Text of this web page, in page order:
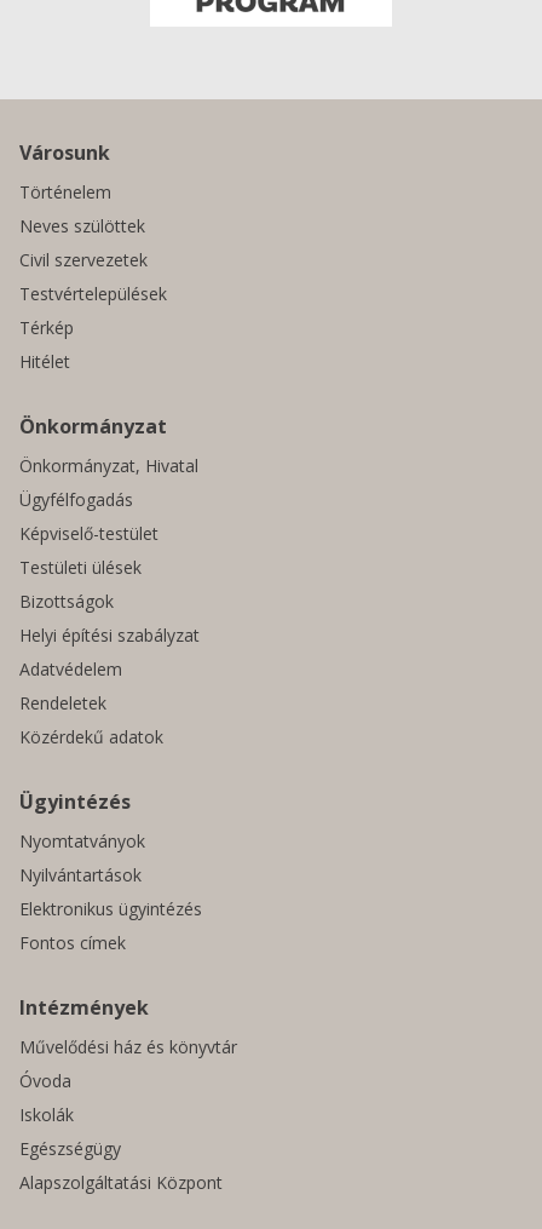
Városunk
Történelem
Neves szülöttek
Civil szervezetek
Testvértelepülések
Térkép
Hitélet
Önkormányzat
Önkormányzat, Hivatal
Ügyfélfogadás
Képviselő-testület
Testületi ülések
Bizottságok
Helyi építési szabályzat
Adatvédelem
Rendeletek
Közérdekű adatok
Ügyintézés
Nyomtatványok
Nyilvántartások
Elektronikus ügyintézés
Fontos címek
Intézmények
Művelődési ház és könyvtár
Óvoda
Iskolák
Egészségügy
Alapszolgáltatási Központ